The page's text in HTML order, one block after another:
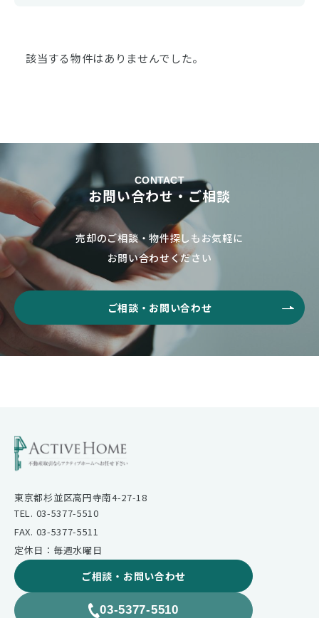
該当する物件はありませんでした。
CONTACT
お問い合わせ・ご相談
売却のご相談・物件探しもお気軽に
お問い合わせください
ご相談・お問い合わせ
東京都杉並区高円寺南4-27-18
TEL. 03-5377-5510
FAX. 03-5377-5511
定休日：毎週水曜日
ご相談・お問い合わせ
03-5377-5510